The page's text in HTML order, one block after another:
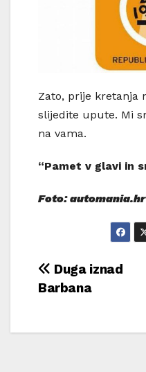
Zato, prije kretanja
slijedite upute. Mi
na vama.
“Pamet v glavi in
Foto: automania.hr
Navigacija
Duga iznad
Barbana